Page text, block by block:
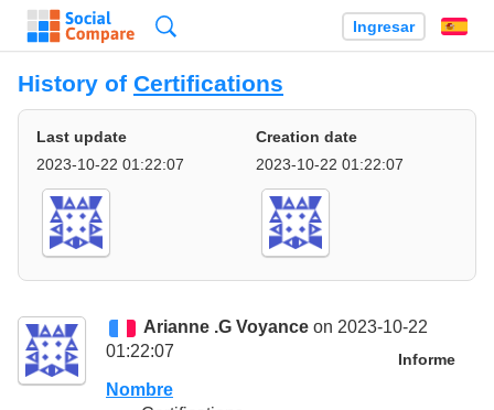
Ingresar
History of Certifications
Last update
2023-10-22 01:22:07
Creation date
2023-10-22 01:22:07
Arianne .G Voyance on 2023-10-22
01:22:07
Informe
Nombre